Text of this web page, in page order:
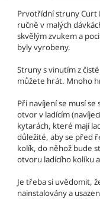
struny pro
Prvotřídní struny Curt
ručně v malých
skvělým zvukem a
byly vyrobeny.
Struny s vinutím z
můžete hrát. Mnoho
Při navíjení se musí
otvor v ladícím
kytarách, které mají
důležité, aby se před
kolík, do něhož bude
otvoru ladícího kolíku
Je třeba si uvědomit,
nainstalovány a